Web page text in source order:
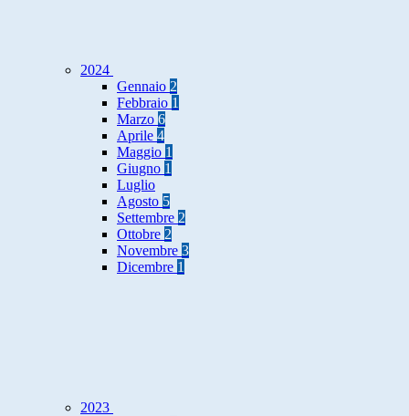
2024
Gennaio 2
Febbraio 1
Marzo 6
Aprile 4
Maggio 1
Giugno 1
Luglio
Agosto 5
Settembre 2
Ottobre 2
Novembre 3
Dicembre 1
2023